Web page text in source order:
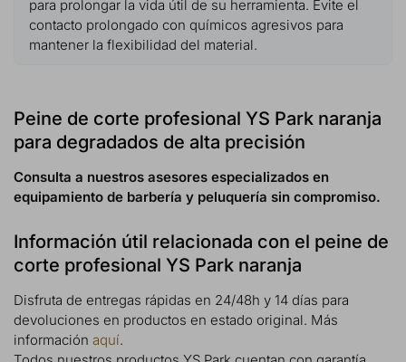
para prolongar la vida útil de su herramienta. Evite el
contacto prolongado con químicos agresivos para
mantener la flexibilidad del material.
Peine de corte profesional YS Park naranja
para degradados de alta precisión
Consulta a nuestros asesores especializados en
equipamiento de barbería y peluquería sin compromiso.
Información útil relacionada con el peine de
corte profesional YS Park naranja
Disfruta de entregas rápidas en 24/48h y 14 días para
devoluciones en productos en estado original. Más
información aquí.